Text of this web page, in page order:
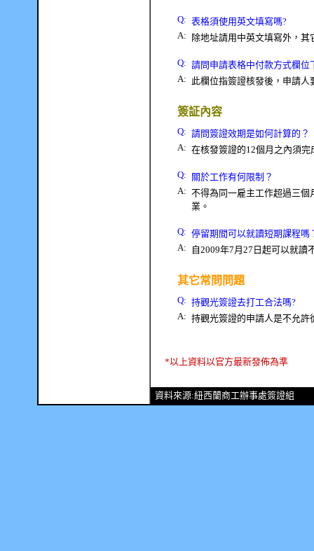
Q: 表格須使用英文填寫嗎?
A: 除地址請用中英文填寫外，其
Q: 請問申請表格中付款方式欄位
A: 此欄位指簽證核發後，申請
簽証內容
Q: 請問簽證效期是如何計算的？
A: 在核發簽證的12個月之內須完
Q:
關於工作有何限制？
A: 不得為同一雇主工作超過三
業。
Q: 停留期間可以就讀短期課程嗎
A:
自2009年7月 27 日起可以就讀
其它常問問題
Q: 持觀光簽證去打工合法嗎?
A: 持觀光簽證的申請人是不允
*以上資料以官方最新發佈為準
資料來源:紐西蘭商工辦事處簽證組